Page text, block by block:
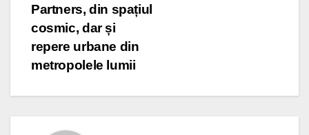
Partners, din spațiul
cosmic, dar și
repere urbane din
metropolele lumii